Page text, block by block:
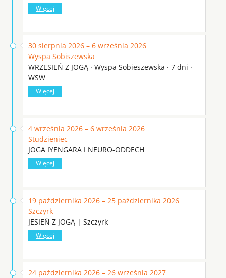
Więcej
30 sierpnia 2026 – 6 września 2026
Wyspa Sobiszewska
WRZESIEŃ Z JOGĄ · Wyspa Sobieszewska · 7 dni ·
WSW
Więcej
4 września 2026 – 6 września 2026
Studzieniec
JOGA IYENGARA I NEURO-ODDECH
Więcej
19 października 2026 – 25 października 2026
Szczyrk
JESIEŃ Z JOGĄ | Szczyrk
Więcej
24 października 2026 – 26 września 2027